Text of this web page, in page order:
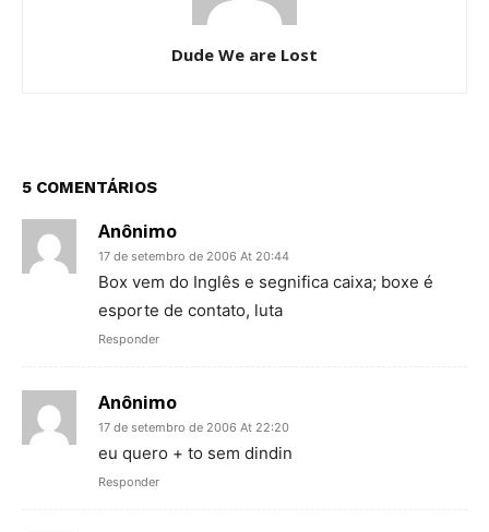
Dude We are Lost
5 COMENTÁRIOS
Anônimo
17 de setembro de 2006 At 20:44
Box vem do Inglês e segnifica caixa; boxe é
esporte de contato, luta
Responder
Anônimo
17 de setembro de 2006 At 22:20
eu quero + to sem dindin
Responder